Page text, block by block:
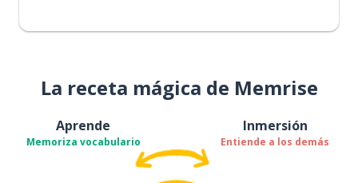
La receta mágica de Memrise
Aprende
Memoriza vocabulario
Inmersión
Entiende a los demás